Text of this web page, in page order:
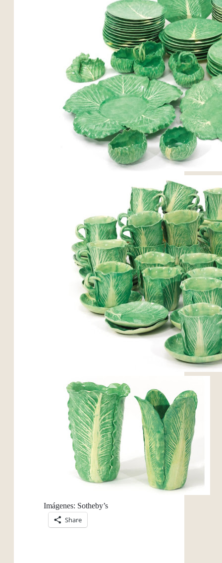
Imágenes: Sotheby’s
Share